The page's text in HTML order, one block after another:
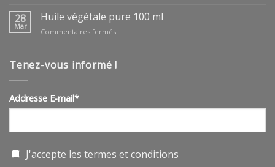
végétale
BIO
28
Mar
Huile végétale pure 100 ml
Commentaires ferméssur
pure
Tenez-vous informé !
Addresse E-mail*
J'accepte les termes et conditions